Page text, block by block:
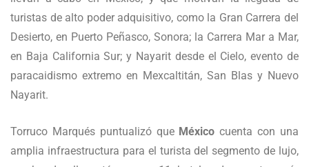
turistas de alto poder adquisitivo, como la Gran Carrera del
Desierto, en Puerto Peñasco, Sonora; la Carrera Mar a Mar,
en Baja California Sur; y Nayarit desde el Cielo, evento de
paracaidismo extremo en Mexcaltitán, San Blas y Nuevo
Nayarit.
Torruco Marqués puntualizó que México cuenta con una
amplia infraestructura para el turista del segmento de lujo,